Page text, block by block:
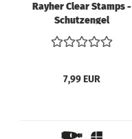
Rayher Clear Stamps -
Schutzengel
7,99 EUR